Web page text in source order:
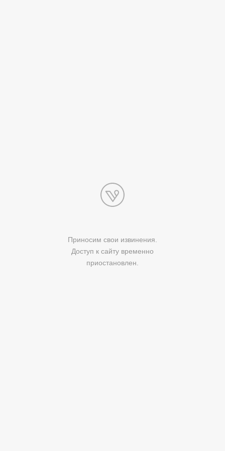
Приносим свои извинения.
Доступ к сайту временно
приостановлен.